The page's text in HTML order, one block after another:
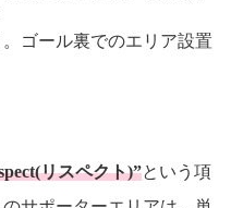
ゴール裏でのエリア設置
リスペクト)”という項